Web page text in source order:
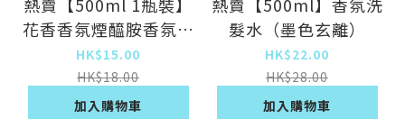
花香香氛煙醯胺香氛洗
髮水
HK$15.00
HK$18.00
加入購物車
髮水（墨色玄離）
HK$22.00
HK$28.00
加入購物車